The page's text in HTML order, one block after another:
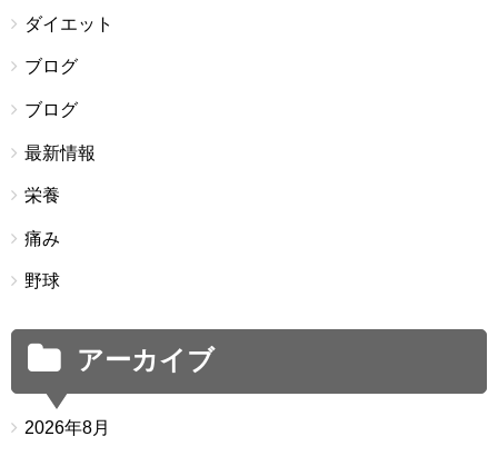
ダイエット
ブログ
ブログ
最新情報
栄養
痛み
野球
アーカイブ
2026年8月